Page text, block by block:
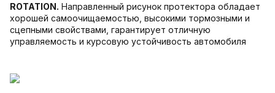
ROTATION. Направленный рисунок протектора обладает
хорошей самоочищаемостью, высокими тормозными и
сцепными свойствами, гарантирует отличную
управляемость и курсовую устойчивость автомобиля